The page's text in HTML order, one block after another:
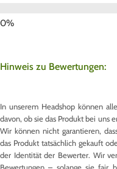
Hinweis zu Bewertungen:
In unserem Headshop können
davon, ob sie das Produkt bei uns
Wir können nicht garantieren,
das Produkt tatsächlich gekauft
der Identität der Bewerter. Wir